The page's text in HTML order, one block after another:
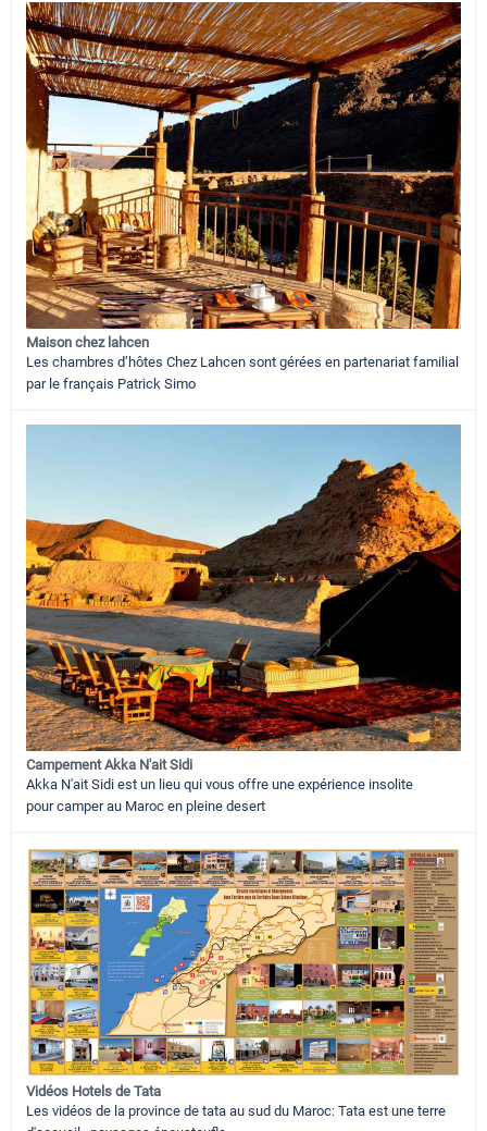
Maison chez lahcen
Les chambres d’hôtes Chez Lahcen sont gérées en partenariat familial
par le français Patrick Simo
Campement Akka N'ait Sidi
Akka N'ait Sidi est un lieu qui vous offre une expérience insolite
pour camper au Maroc en pleine desert
Vidéos Hotels de Tata
Les vidéos de la province de tata au sud du Maroc: Tata est une terre